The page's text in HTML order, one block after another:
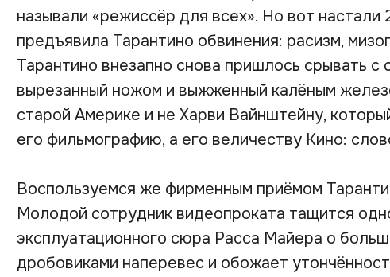
называли «режиссёр для всех». Но вот настали
предъявила Тарантино обвинения: расизм,
Тарантино внезапно снова пришлось срывать с
вырезанный ножом и выжженный калёным
старой Америке и не Харви Вайнштейну,
его фильмографию, а его величеству Кино:
Воспользуемся же фирменным приёмом
Молодой сотрудник видеопроката тащится
эксплуатационного сюра Расса Майера о
дробовиками наперевес и обожает